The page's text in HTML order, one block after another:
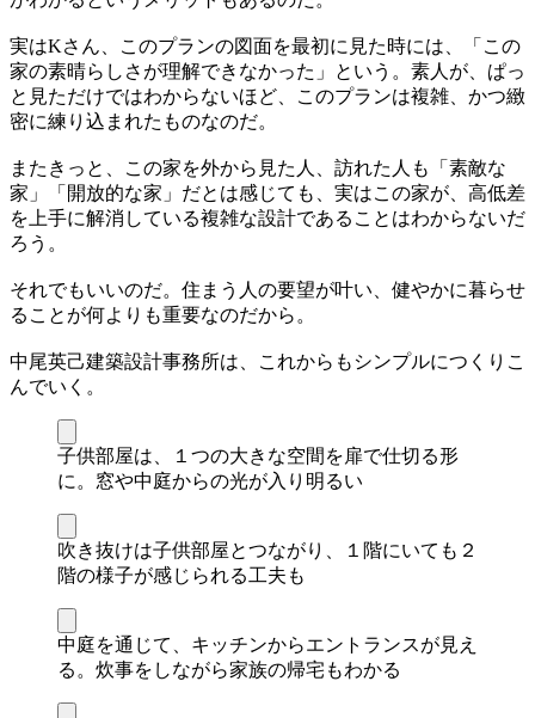
実はKさん、このプランの図面を最初に見た時には、「この
家の素晴らしさが理解できなかった」という。素人が、ぱっ
と見ただけではわからないほど、このプランは複雑、かつ緻
密に練り込まれたものなのだ。
またきっと、この家を外から見た人、訪れた人も「素敵な
家」「開放的な家」だとは感じても、実はこの家が、高低差
を上手に解消している複雑な設計であることはわからないだ
ろう。
それでもいいのだ。住まう人の要望が叶い、健やかに暮らせ
ることが何よりも重要なのだから。
中尾英己建築設計事務所は、これからもシンプルにつくりこ
んでいく。
子供部屋は、１つの大きな空間を扉で仕切る形
に。窓や中庭からの光が入り明るい
吹き抜けは子供部屋とつながり、１階にいても２
階の様子が感じられる工夫も
中庭を通じて、キッチンからエントランスが見え
る。炊事をしながら家族の帰宅もわかる